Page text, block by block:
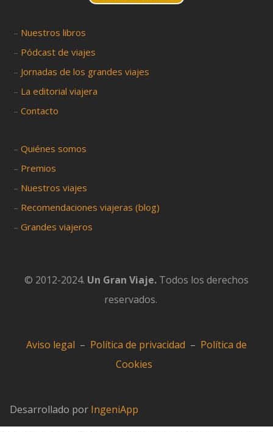
– Nuestros libros
– Pódcast de viajes
– Jornadas de los grandes viajes
– La editorial viajera
–Contacto
–Quiénes somos
– Premios
– Nuestros viajes
– Recomendaciones viajeras (blog)
–Grandes viajeros
© 2012-2024. Un Gran Viaje. Todos los derechos
reservados.
Aviso legal – Política de privacidad – Política de
Cookies
Desarrollado por IngeniApp